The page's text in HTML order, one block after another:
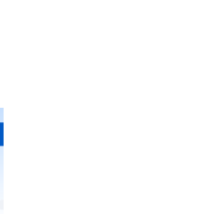
en espèces et d'autres